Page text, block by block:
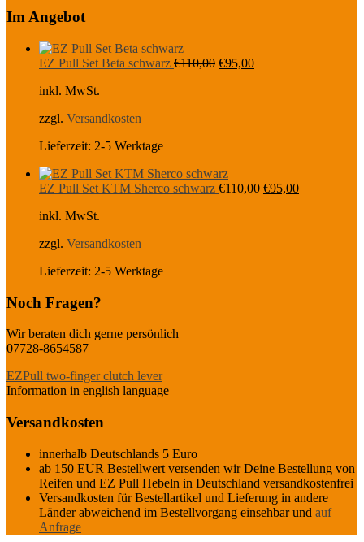
Im Angebot
EZ Pull Set Beta schwarz €110,00 Ursprünglicher
€95,00Aktueller
inkl. MwSt.
zzgl. Versandkosten
Lieferzeit: 2-5 Werktage
EZ Pull Set KTM Sherco schwarz €110,00 Ursprünglicher
€95,00Aktueller
inkl. MwSt.
zzgl. Versandkosten
Lieferzeit: 2-5 Werktage
Noch Fragen?
Wir beraten dich gerne persönlich
07728-8654587
EZPull two-finger clutch lever
Information in english language
Versandkosten
innerhalb Deutschlands 5 Euro
ab 150 EUR Bestellwert versenden wir Deine Bestellung von
Reifen und EZ Pull Hebeln in Deutschland versandkostenfrei
Versandkosten für Bestellartikel und Lieferung in andere
Länder abweichend im Bestellvorgang einsehbar und auf
Anfrage